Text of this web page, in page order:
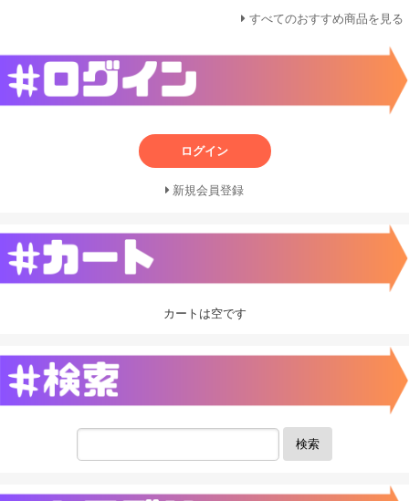
すべてのおすすめ商品を見る
ログイン
新規会員登録
カートは空です
検索